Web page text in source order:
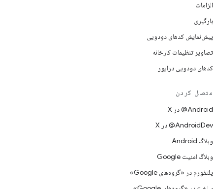
الزامات
بارگیری
پیش‌نمایش کدهای دودویی
تصاویر تنظیمات کارخانه
کدهای دودویی درایور
متصل کردن
‫‎@Android در X
‫‎@AndroidDev در X
وبلاگ Android
وبلاگ امنیت Google
پلتفورم در «گروه‌های Google»